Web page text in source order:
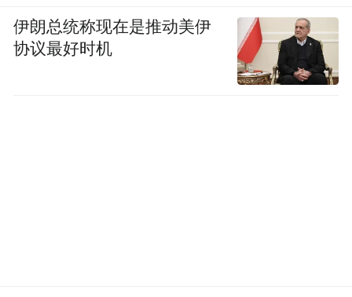
伊朗总统称现在是推动美伊
协议最好时机